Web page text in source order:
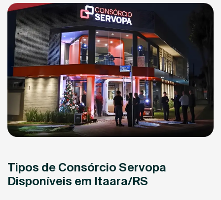
Tipos de Consórcio Servopa
Disponíveis em Itaara/RS